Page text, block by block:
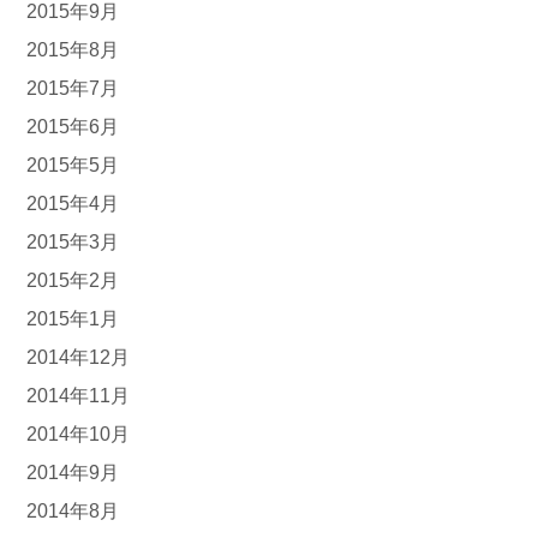
2015年9月
2015年8月
2015年7月
2015年6月
2015年5月
2015年4月
2015年3月
2015年2月
2015年1月
2014年12月
2014年11月
2014年10月
2014年9月
2014年8月